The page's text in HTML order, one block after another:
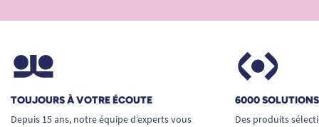
TOUJOURS À VOTRE ÉCOUTE
Depuis 15 ans, notre équipe d’experts vous
6000
Des produits